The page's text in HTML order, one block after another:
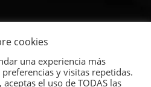
cookies
una experiencia más
y visitas repetidas.
el uso de TODAS las